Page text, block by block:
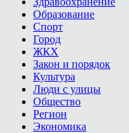
Образование
Спорт
Город
ЖКХ
Закон и порядок
Культура
Люди с улицы
Общество
Регион
Экономика